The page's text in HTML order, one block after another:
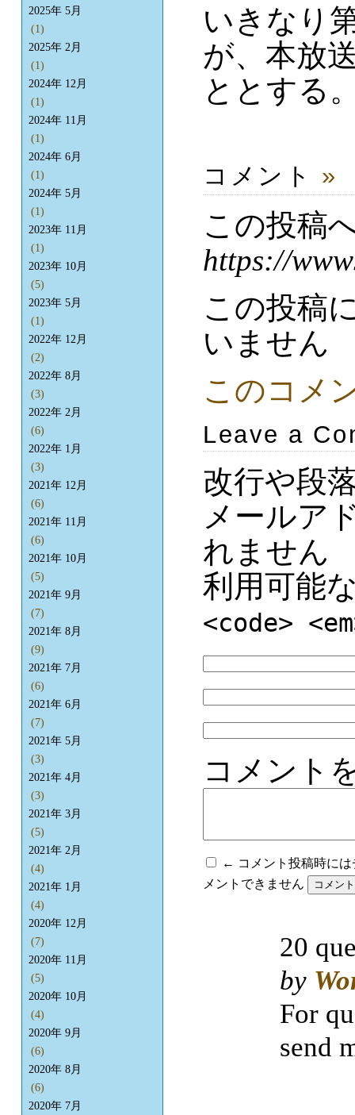
いきなり
が、本放
ととする
コメント »
この投稿
https://
この投稿
いません
このコメ
Leave a
改行や段
メールア
れません
利用可能
<code>
コメント
← コメント投稿時に
メントできません
2025年 5月
(1)
2025年 2月
(1)
2024年 12月
(1)
2024年 11月
(1)
2024年 6月
(1)
2024年 5月
(1)
2023年 11月
(1)
2023年 10月
(5)
2023年 5月
(1)
2022年 12月
(2)
2022年 8月
(3)
2022年 2月
(6)
2022年 1月
(3)
2021年 12月
(6)
2021年 11月
(6)
2021年 10月
(5)
2021年 9月
(7)
2021年 8月
(9)
2021年 7月
(6)
2021年 6月
(7)
2021年 5月
(3)
2021年 4月
(3)
2021年 3月
(5)
2021年 2月
(4)
2021年 1月
(4)
2020年 12月
(7)
2020年 11月
(5)
2020年 10月
(4)
2020年 9月
(6)
2020年 8月
(6)
2020年 7月
20
by
For
send